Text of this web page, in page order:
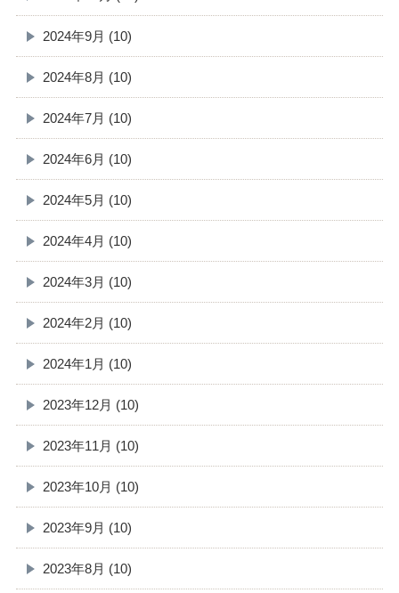
2024年9月 (10)
2024年8月 (10)
2024年7月 (10)
2024年6月 (10)
2024年5月 (10)
2024年4月 (10)
2024年3月 (10)
2024年2月 (10)
2024年1月 (10)
2023年12月 (10)
2023年11月 (10)
2023年10月 (10)
2023年9月 (10)
2023年8月 (10)